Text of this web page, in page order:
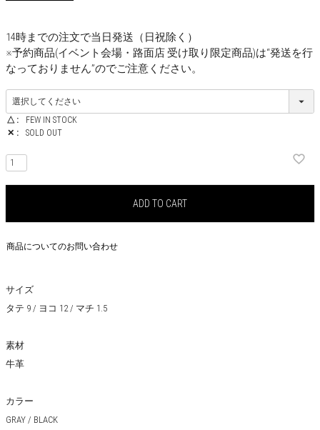
14時までの注文で当日発送（日祝除く）
※予約商品(イベント会場・路面店 受け取り限定商品)は“発送を行
なっておりません”のでご注意ください。
△
FEW IN STOCK
✕
SOLD OUT
ADD TO CART
商品についてのお問い合わせ
サイズ
タテ 9 / ヨコ 12 / マチ 1.5
素材
牛革
カラー
GRAY / BLACK